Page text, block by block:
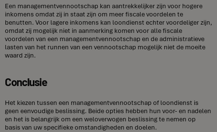
Een managementvennootschap kan aantrekkelijker zijn voor hogere
inkomens omdat zij in staat zijn om meer fiscale voordelen te
benutten. Voor lagere inkomens kan loondienst echter voordeliger zijn,
omdat zij mogelijk niet in aanmerking komen voor alle fiscale
voordelen van een managementvennootschap en de administratieve
lasten van het runnen van een vennootschap mogelijk niet de moeite
waard zijn.
Conclusie
Het kiezen tussen een managementvennootschap of loondienst is
geen eenvoudige beslissing. Beide opties hebben hun voor- en nadelen
en het is belangrijk om een weloverwogen beslissing te nemen op
basis van uw specifieke omstandigheden en doelen.